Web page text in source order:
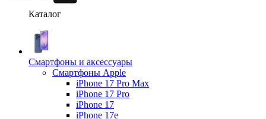
Каталог
Смартфоны и аксессуары
Смартфоны Apple
iPhone 17 Pro Max
iPhone 17 Pro
iPhone 17
iPhone 17e